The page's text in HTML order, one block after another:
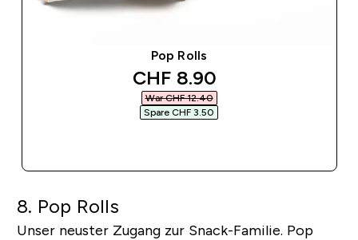
Pop Rolls
discounted price
CHF 8.90‎
War CHF 12.40‎
Spare CHF 3.50‎
8. Pop Rolls
Unser neuster Zugang zur Snack-Familie. Pop